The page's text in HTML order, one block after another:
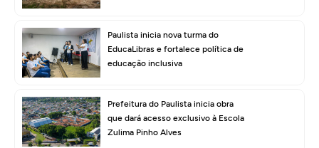
Paulista inicia nova turma do
EducaLibras e fortalece política de
educação inclusiva
Prefeitura do Paulista inicia obra
que dará acesso exclusivo à Escola
Zulima Pinho Alves